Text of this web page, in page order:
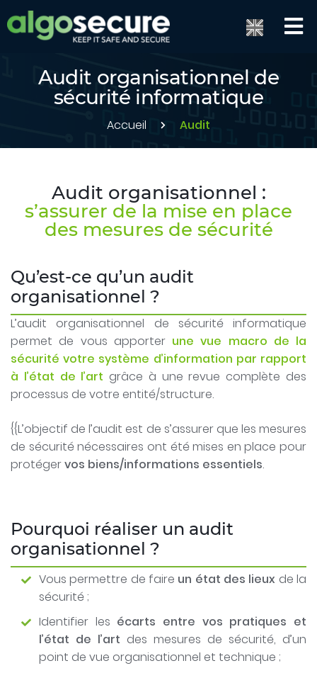
Audit organisationnel de
sécurité informatique
Accueil Audit
Audit organisationnel :
s’assurer de la mise en place
des mesures de sécurité
Qu’est-ce qu’un audit
organisationnel ?
L’audit organisationnel de sécurité informatique
permet de vous apporter une vue macro de la
sécurité votre système d’information par rapport
à l’état de l’art grâce à une revue complète des
processus de votre entité/structure.
{{L’objectif de l’audit est de s’assurer que les mesures
de sécurité nécessaires ont été mises en place pour
protégervos biens/informations essentiels.
Pourquoi réaliser un audit
organisationnel ?
Vous permettre de faire un état des lieux de la
sécurité ;
Identifier les écarts entre vos pratiques et
l’état de l’art des mesures de sécurité, d’un
point de vue organisationnel et technique ;